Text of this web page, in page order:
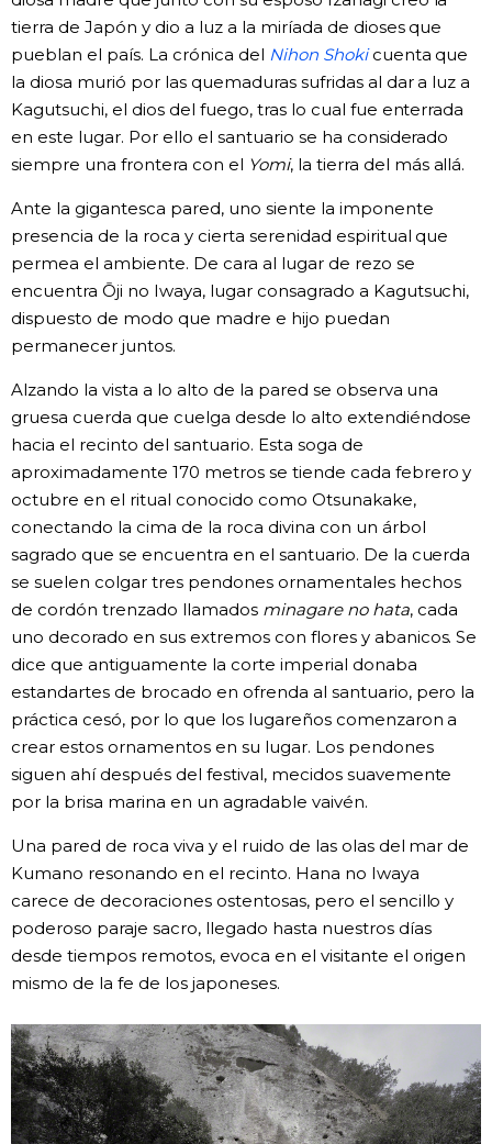
tierra de Japón y dio a luz a la miríada de dioses que
pueblan el país. La crónica del Nihon Shokicuenta que
la diosa murió por las quemaduras sufridas al dar a luz a
Kagutsuchi, el dios del fuego, tras lo cual fue enterrada
en este lugar. Por ello el santuario se ha considerado
siempre una frontera con el Yomi, la tierra del más allá.
Ante la gigantesca pared, uno siente la imponente
presencia de la roca y cierta serenidad espiritual que
permea el ambiente. De cara al lugar de rezo se
encuentra Ōji no Iwaya, lugar consagrado a Kagutsuchi,
dispuesto de modo que madre e hijo puedan
permanecer juntos.
Alzando la vista a lo alto de la pared se observa una
gruesa cuerda que cuelga desde lo alto extendiéndose
hacia el recinto del santuario. Esta soga de
aproximadamente 170 metros se tiende cada febrero y
octubre en el ritual conocido como Otsunakake,
conectando la cima de la roca divina con un árbol
sagrado que se encuentra en el santuario. De la cuerda
se suelen colgar tres pendones ornamentales hechos
de cordón trenzado llamados minagare no hata, cada
uno decorado en sus extremos con flores y abanicos. Se
dice que antiguamente la corte imperial donaba
estandartes de brocado en ofrenda al santuario, pero la
práctica cesó, por lo que los lugareños comenzaron a
crear estos ornamentos en su lugar. Los pendones
siguen ahí después del festival, mecidos suavemente
por la brisa marina en un agradable vaivén.
Una pared de roca viva y el ruido de las olas del mar de
Kumano resonando en el recinto. Hana no Iwaya
carece de decoraciones ostentosas, pero el sencillo y
poderoso paraje sacro, llegado hasta nuestros días
desde tiempos remotos, evoca en el visitante el origen
mismo de la fe de los japoneses.